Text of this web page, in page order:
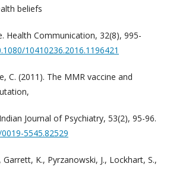
beliefs
Health Communication, 32(8), 995-
10410236.2016.1196421
C. (2011). The MMR vaccine and
Journal of Psychiatry, 53(2), 95-96.
5545.82529
Garrett, K., Pyrzanowski, J., Lockhart, S.,